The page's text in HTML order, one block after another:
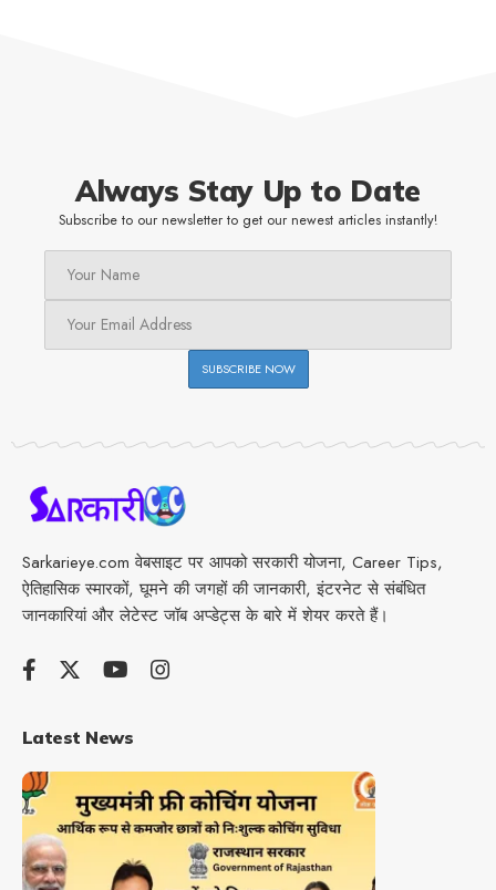
Always Stay Up to Date
Subscribe to our newsletter to get our newest articles instantly!
Sarkarieye.com वेबसाइट पर आपको सरकारी योजना, Career Tips,
ऐतिहासिक स्मारकों, घूमने की जगहों की जानकारी, इंटरनेट से संबंधित
जानकारियां और लेटेस्ट जॉब अप्डेट्स के बारे में शेयर करते हैं।
Latest News